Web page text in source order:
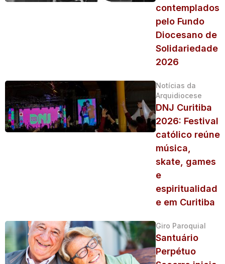
contemplados
pelo Fundo
Diocesano de
Solidariedade
2026
Notícias da
Arquidiocese
DNJ Curitiba
2026: Festival
católico reúne
música,
skate, games
e
espiritualidad
e em Curitiba
Giro Paroquial
Santuário
Perpétuo